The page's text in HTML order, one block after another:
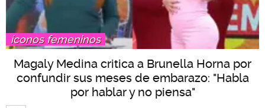
íconos femeninos
Magaly Medina critica a Brunella Horna por
confundir sus meses de embarazo: "Habla
por hablar y no piensa"